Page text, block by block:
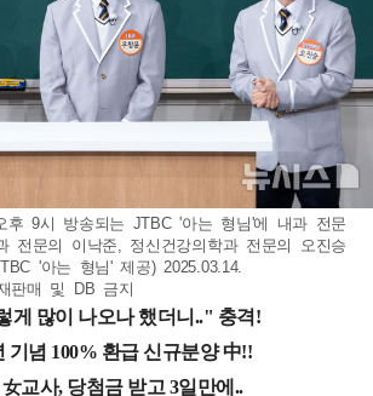
후 9시 방송되는 JTBC '아는 형님'에 내과 전문
전문의 이낙준, 정신건강의학과 전문의 오진승
'아는 형님' 제공) 2025.03.14.
판매 및 DB 금지